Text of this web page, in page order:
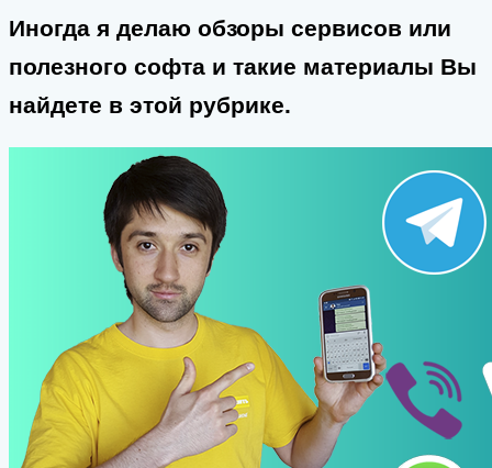
Иногда я делаю обзоры сервисов или
полезного софта и такие материалы Вы
найдете в этой рубрике.